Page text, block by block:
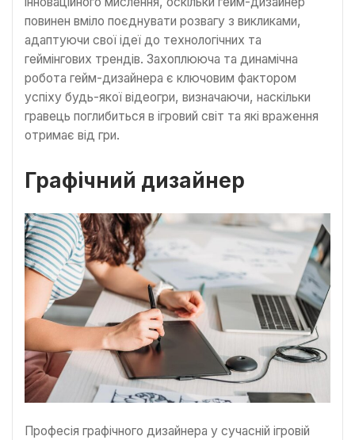
повинен вміло поєднувати розвагу з викликами,
адаптуючи свої ідеї до технологічних та
геймінгових трендів. Захоплююча та динамічна
робота гейм-дизайнера є ключовим фактором
успіху будь-якої відеогри, визначаючи, наскільки
гравець поглибиться в ігровий світ та які враження
отримає від гри.
Графічний дизайнер
Професія графічного дизайнера у сучасній ігровій